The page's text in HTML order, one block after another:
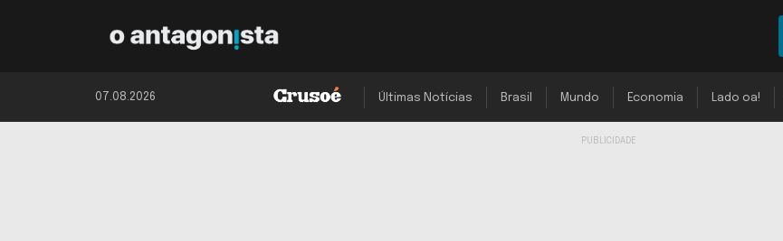
07.08.2026 Últimas Notícias Brasil Mundo Economia Lado oa!